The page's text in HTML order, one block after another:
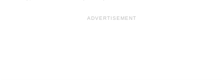
ADVERTISEMENT